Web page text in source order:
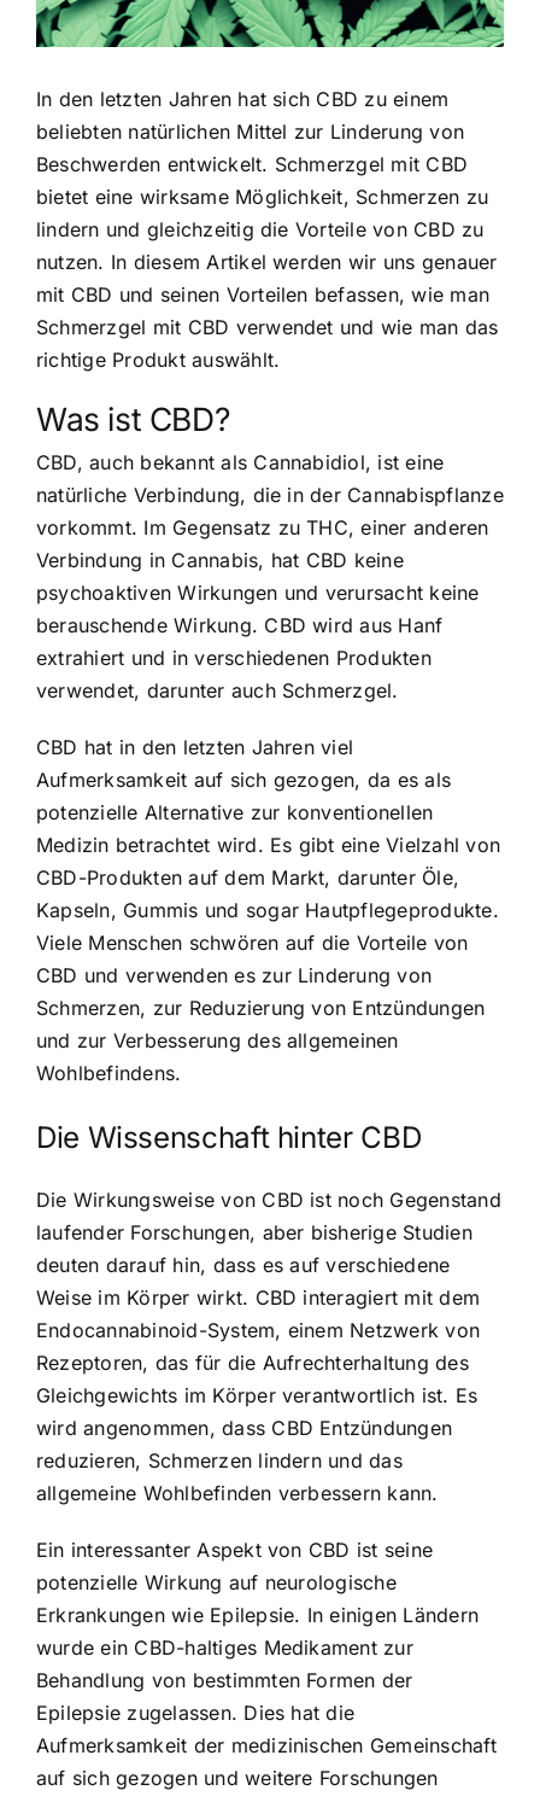
In den letzten Jahren hat sich CBD zu einem
beliebten natürlichen Mittel zur Linderung von
Beschwerden entwickelt. Schmerzgel mit CBD
bietet eine wirksame Möglichkeit, Schmerzen zu
lindern und gleichzeitig die Vorteile von CBD zu
nutzen. In diesem Artikel werden wir uns genauer
mit CBD und seinen Vorteilen befassen, wie man
Schmerzgel mit CBD verwendet und wie man das
richtige Produkt auswählt.
Was ist CBD?
CBD, auch bekannt als Cannabidiol, ist eine
natürliche Verbindung, die in der Cannabispflanze
vorkommt. Im Gegensatz zu THC, einer anderen
Verbindung in Cannabis, hat CBD keine
psychoaktiven Wirkungen und verursacht keine
berauschende Wirkung. CBD wird aus Hanf
extrahiert und in verschiedenen Produkten
verwendet, darunter auch Schmerzgel.
CBD hat in den letzten Jahren viel
Aufmerksamkeit auf sich gezogen, da es als
potenzielle Alternative zur konventionellen
Medizin betrachtet wird. Es gibt eine Vielzahl von
CBD-Produkten auf dem Markt, darunter Öle,
Kapseln, Gummis und sogar Hautpflegeprodukte.
Viele Menschen schwören auf die Vorteile von
CBD und verwenden es zur Linderung von
Schmerzen, zur Reduzierung von Entzündungen
und zur Verbesserung des allgemeinen
Wohlbefindens.
Die Wissenschaft hinter CBD
Die Wirkungsweise von CBD ist noch Gegenstand
laufender Forschungen, aber bisherige Studien
deuten darauf hin, dass es auf verschiedene
Weise im Körper wirkt. CBD interagiert mit dem
Endocannabinoid-System, einem Netzwerk von
Rezeptoren, das für die Aufrechterhaltung des
Gleichgewichts im Körper verantwortlich ist. Es
wird angenommen, dass CBD Entzündungen
reduzieren, Schmerzen lindern und das
allgemeine Wohlbefinden verbessern kann.
Ein interessanter Aspekt von CBD ist seine
potenzielle Wirkung auf neurologische
Erkrankungen wie Epilepsie. In einigen Ländern
wurde ein CBD-haltiges Medikament zur
Behandlung von bestimmten Formen der
Epilepsie zugelassen. Dies hat die
Aufmerksamkeit der medizinischen Gemeinschaft
auf sich gezogen und weitere Forschungen